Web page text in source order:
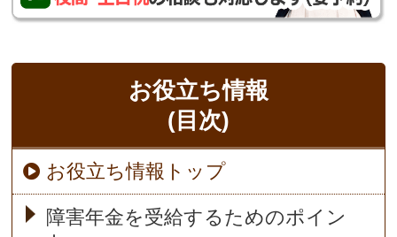
お役立ち情報
(目次)
お役立ち情報トップ
障害年金を受給するためのポイン